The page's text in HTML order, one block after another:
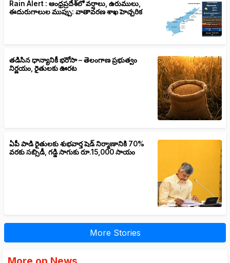
Rain Alert : ఆంధ్రప్రదేశ్‌లో వర్షాలు, ఉరుములు,
ఈదురుగాలుల ముప్పు: వాతావరణ శాఖ హెచ్చరిక
తడిసిన ధాన్యానికీ భరోసా – తెలంగాణ ప్రభుత్వం
నిర్ణయం, రైతులకు ఊరట
ఏపీ పాడి రైతులకు శుభవార్త షెడ్ నిర్మాణానికి 70%
వరకు సబ్సిడీ, గడ్డి సాగుకు రూ.15,000 సాయం
More Stories